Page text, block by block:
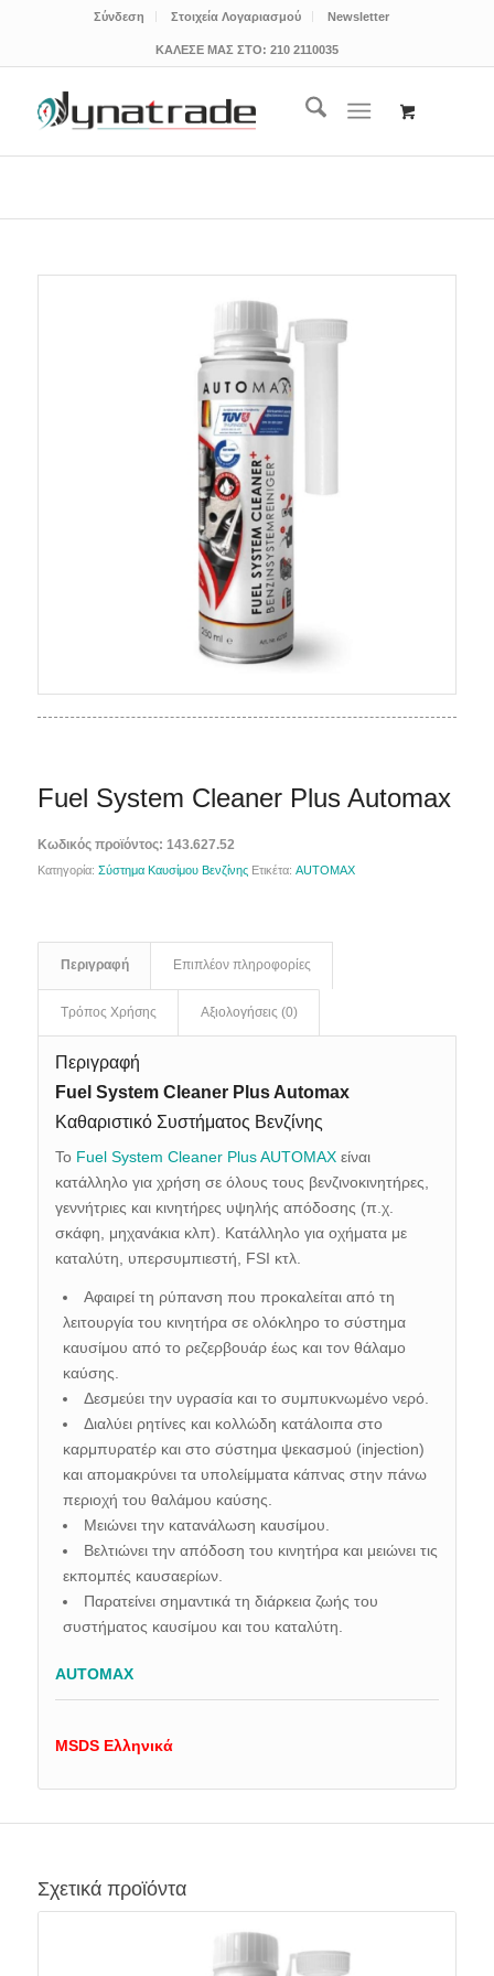
Σύνδεση Στοιχεία Λογαριασμού Newsletter
ΚΑΛΕΣΕ ΜΑΣ ΣΤΟ: 210 2110035
Fuel System Cleaner Plus Automax
Κωδικός προϊόντος: 143.627.52
Κατηγορία: Σύστημα Καυσίμου Βενζίνης Ετικέτα: AUTOMAX
Περιγραφή Επιπλέον πληροφορίες
Τρόπος Χρήσης Αξιολογήσεις (0)
Περιγραφή
Fuel System Cleaner Plus Automax
Καθαριστικό Συστήματος Βενζίνης
Το Fuel System Cleaner Plus AUTOMAXείναι
κατάλληλο για χρήση σε όλους τους βενζινοκινητήρες,
γεννήτριες και κινητήρες υψηλής απόδοσης (π.χ.
σκάφη, μηχανάκια κλπ). Κατάλληλο για οχήματα με
καταλύτη, υπερσυμπιεστή, FSI κτλ.
Αφαιρεί τη ρύπανση που προκαλείται από τη
λειτουργία του κινητήρα σε ολόκληρο το σύστημα
καυσίμου από το ρεζερβουάρ έως και τον θάλαμο
καύσης.
Δεσμεύει την υγρασία και το συμπυκνωμένο νερό.
Διαλύει ρητίνες και κολλώδη κατάλοιπα στο
καρμπυρατέρ και στο σύστημα ψεκασμού (injection)
και απομακρύνει τα υπολείμματα κάπνας στην πάνω
περιοχή του θαλάμου καύσης.
Μειώνει την κατανάλωση καυσίμου.
Βελτιώνει την απόδοση του κινητήρα και μειώνει τις
εκπομπές καυσαερίων.
Παρατείνει σημαντικά τη διάρκεια ζωής του
συστήματος καυσίμου και του καταλύτη.
AUTOMAX
MSDS Ελληνικά
Σχετικά προϊόντα